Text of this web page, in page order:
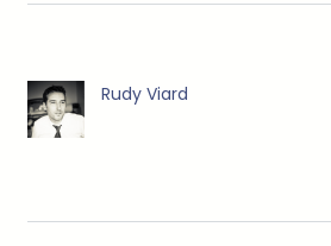
Rudy Viard